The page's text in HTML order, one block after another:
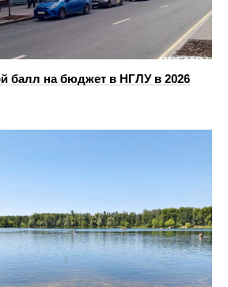
балл на бюджет в НГЛУ в 2026